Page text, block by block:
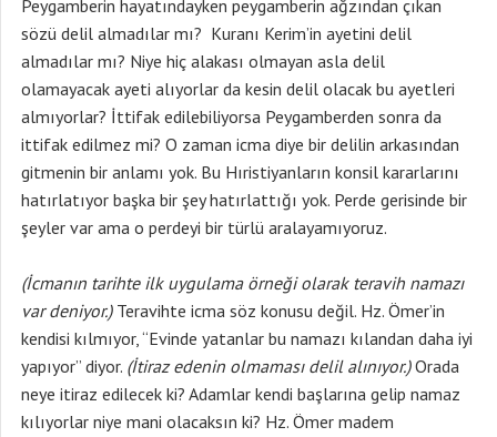
Peygamberin hayatındayken peygamberin ağzından çıkan
sözü delil almadılar mı? Kuranı Kerim’in ayetini delil
almadılar mı? Niye hiç alakası olmayan asla delil
olamayacak ayeti alıyorlar da kesin delil olacak bu ayetleri
almıyorlar? İttifak edilebiliyorsa Peygamberden sonra da
ittifak edilmez mi? O zaman icma diye bir delilin arkasından
gitmenin bir anlamı yok. Bu Hıristiyanların konsil kararlarını
hatırlatıyor başka bir şey hatırlattığı yok. Perde gerisinde bir
şeyler var ama o perdeyi bir türlü aralayamıyoruz.
(İcmanın tarihte ilk uygulama örneği olarak teravih namazı
var deniyor.) Teravihte icma söz konusu değil. Hz. Ömer’in
kendisi kılmıyor, “Evinde yatanlar bu namazı kılandan daha iyi
yapıyor” diyor. (İtiraz edenin olmaması delil alınıyor.)Orada
neye itiraz edilecek ki? Adamlar kendi başlarına gelip namaz
kılıyorlar niye mani olacaksın ki? Hz. Ömer madem